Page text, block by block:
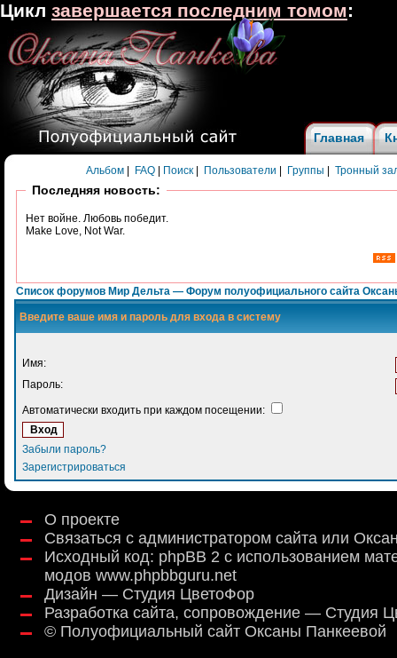
Главная
Альбом FAQ Поиск Пользователи Группы Тронный
Последняя новость:
Нет войне. Любовь победит.
Make Love, Not War.
Список форумов Мир Дельта — Форум полуофициального сайта
Введите ваше имя и пароль для входа в систему
Имя:
Пароль:
Автоматически входить при каждом посещении:
Забыли пароль?
Зарегистрироваться
О проекте
Связаться с администратором сайта или
Исходный код: phpBB 2 с использованием
модов www.phpbbguru.net
Дизайн — Студия ЦветоФор
Разработка сайта, сопровождение — Студия
© Полуофициальный сайт Оксаны Панкеевой
Цикл завершается последним томом: